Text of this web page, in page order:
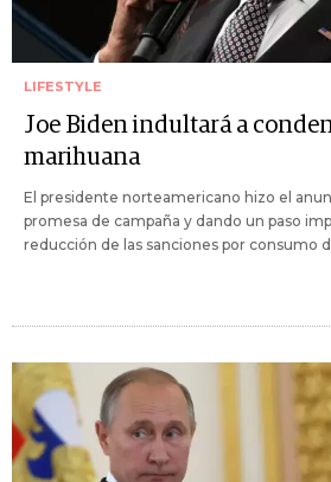
LIFESTYLE
Joe Biden indultará a
marihuana
El presidente norteamericano hizo el
promesa de campaña y dando un paso
reducción de las sanciones por consumo